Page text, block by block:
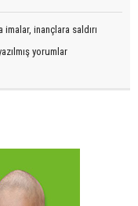
inançlara saldırı
yorumlar